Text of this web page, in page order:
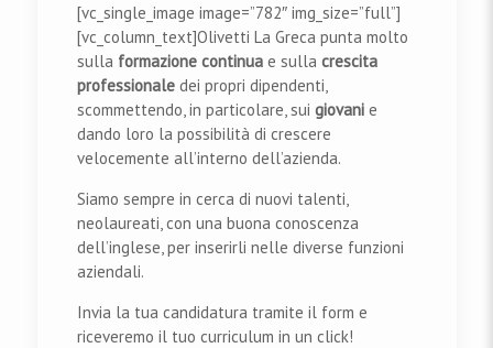
[vc_single_image image=”782″ img_size=”full”]
[vc_column_text]Olivetti La Greca punta molto
sulla formazione continuae sulla crescita
professionaledei propri dipendenti,
scommettendo, in particolare, sui giovanie
dando loro la possibilità di crescere
velocemente all’interno dell’azienda.
Siamo sempre in cerca di nuovi talenti,
neolaureati, con una buona conoscenza
dell’inglese, per inserirli nelle diverse funzioni
aziendali.
Invia la tua candidatura tramite il form e
riceveremo il tuo curriculum in un click!